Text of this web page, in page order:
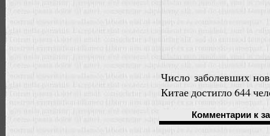
Число заболевших
Китае достигло 644
Комментарии к